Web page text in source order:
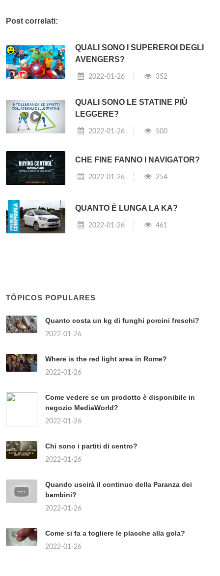
Post correlati:
QUALI SONO I SUPEREROI DEGLI
AVENGERS?
2022-01-26 352
QUALI SONO LE STATINE PIÙ
LEGGERE?
2022-01-26 500
CHE FINE FANNO I NAVIGATOR?
2022-01-26 254
QUANTO È LUNGA LA KA?
2022-01-26 461
TÓPICOS POPULARES
Quanto costa un kg di funghi porcini freschi?
2022-01-26
Where is the red light area in Rome?
2022-01-26
Come vedere se un prodotto è disponibile in
negozio MediaWorld?
2022-01-26
Chi sono i partiti di centro?
2022-01-26
Quando uscirà il continuo della Paranza dei
bambini?
2022-01-26
Come si fa a togliere le placche alla gola?
2022-01-26